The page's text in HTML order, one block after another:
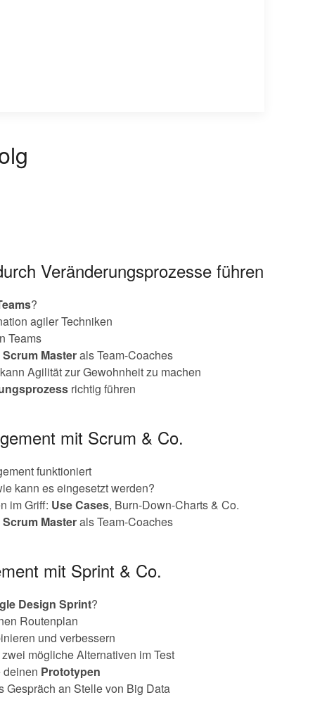
Veränderungsprozesse führen
?
agiler Techniken
Teams
Scrum Masterals Team-Coaches
Agilität zur Gewohnheit zu machen
richtig führen
mit Scrum & Co.
funktioniert
kann es eingesetzt werden?
im Griff: Use Cases, Burn-Down-Charts & Co.
Scrum Masterals Team-Coaches
mit Sprint & Co.
Design Sprint?
Routenplan
und verbessern
mögliche Alternativen im Test
deinen Prototypen
Gespräch an Stelle von Big Data